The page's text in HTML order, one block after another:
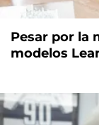
Pesar por la
modelos